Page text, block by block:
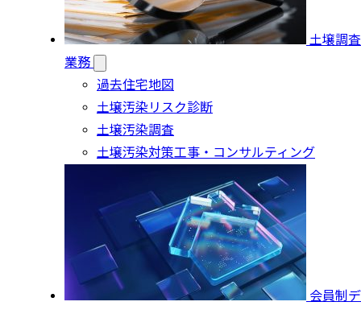
土壌調査
業務
過去住宅地図
土壌汚染リスク診断
土壌汚染調査
土壌汚染対策工事・コンサルティング
会員制デ